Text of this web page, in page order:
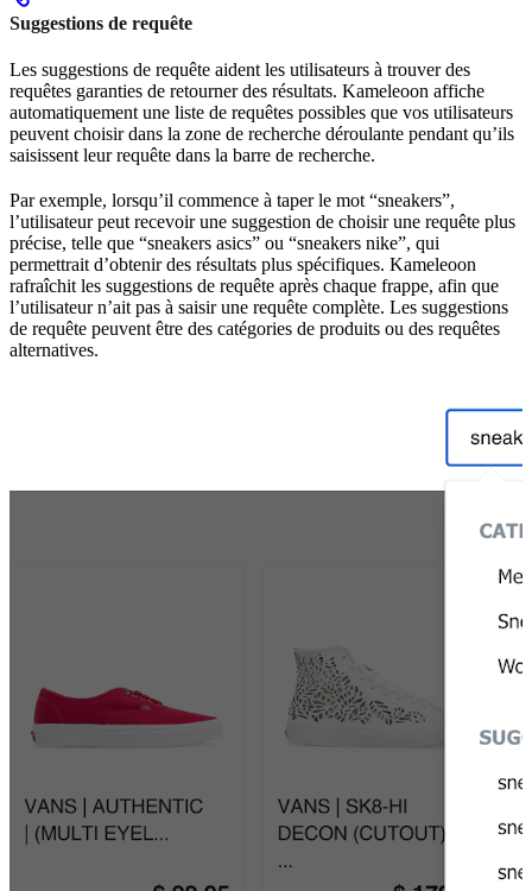
Suggestions de requête
Les suggestions de requête aident les utilisateurs à trouver des
requêtes garanties de retourner des résultats. Kameleoon affiche
automatiquement une liste de requêtes possibles que vos utilisateurs
peuvent choisir dans la zone de recherche déroulante pendant qu’ils
saisissent leur requête dans la barre de recherche.
Par exemple, lorsqu’il commence à taper le mot “sneakers”,
l’utilisateur peut recevoir une suggestion de choisir une requête plus
précise, telle que “sneakers asics” ou “sneakers nike”, qui
permettrait d’obtenir des résultats plus spécifiques. Kameleoon
rafraîchit les suggestions de requête après chaque frappe, afin que
l’utilisateur n’ait pas à saisir une requête complète. Les suggestions
de requête peuvent être des catégories de produits ou des requêtes
alternatives.